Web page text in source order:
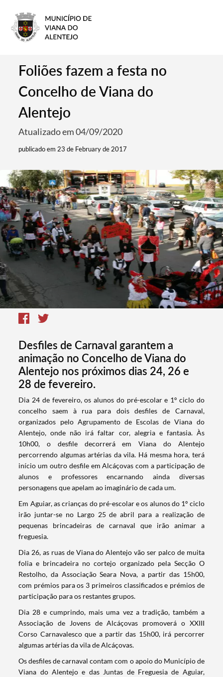
Termo de Pesquisa
Foliões fazem a festa no
Concelho de Viana do
Alentejo
Atualizado em 04/09/2020
publicado em 23 de February de 2017
Desfiles de Carnaval garantem a
animação no Concelho de Viana do
Alentejo nos próximos dias 24, 26 e
28 de fevereiro.
Dia 24 de fevereiro, os alunos do pré-escolar e 1º ciclo do
concelho saem à rua para dois desfiles de Carnaval,
organizados pelo Agrupamento de Escolas de Viana do
Alentejo, onde não irá faltar cor, alegria e fantasia. Às
10h00, o desfile decorrerá em Viana do Alentejo
percorrendo algumas artérias da vila. Há mesma hora, terá
início um outro desfile em Alcáçovas com a participação de
alunos e professores encarnando ainda diversas
personagens que apelam ao imaginário de cada um.
Em Aguiar, as crianças do pré-escolar e os alunos do 1º ciclo
irão juntar-se no Largo 25 de abril para a realização de
pequenas brincadeiras de carnaval que irão animar a
freguesia.
Dia 26, as ruas de Viana do Alentejo vão ser palco de muita
folia e brincadeira no cortejo organizado pela Secção O
Restolho, da Associação Seara Nova, a partir das 15h00,
com prémios para os 3 primeiros classificados e prémios de
participação para os restantes grupos.
Dia 28 e cumprindo, mais uma vez a tradição, também a
Associação de Jovens de Alcáçovas promoverá o XXIII
Corso Carnavalesco que a partir das 15h00, irá percorrer
algumas artérias da vila de Alcáçovas.
Os desfiles de carnaval contam com o apoio do Município de
Viana do Alentejo e das Juntas de Freguesia de Aguiar,